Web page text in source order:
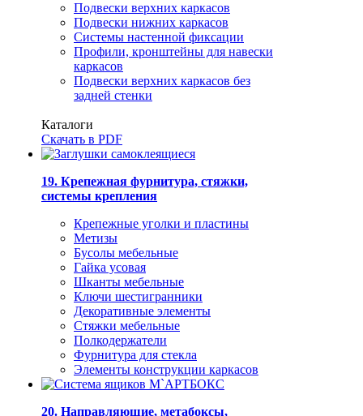
Подвески верхних каркасов
Подвески нижних каркасов
Системы настенной фиксации
Профили, кронштейны для навески
каркасов
Подвески верхних каркасов без
задней стенки
Каталоги
Скачать в PDF
19. Крепежная фурнитура, стяжки,
системы крепления
Крепежные уголки и пластины
Метизы
Бусолы мебельные
Гайка усовая
Шканты мебельные
Ключи шестигранники
Декоративные элементы
Стяжки мебельные
Полкодержатели
Фурнитура для стекла
Элементы конструкции каркасов
20. Направляющие, метабоксы,